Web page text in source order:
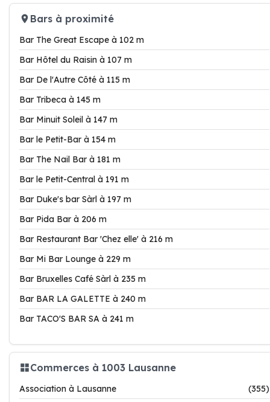
Bars à proximité
Bar The Great Escape à 102 m
Bar Hôtel du Raisin à 107 m
Bar De l'Autre Côté à 115 m
Bar Tribeca à 145 m
Bar Minuit Soleil à 147 m
Bar le Petit-Bar à 154 m
Bar The Nail Bar à 181 m
Bar le Petit-Central à 191 m
Bar Duke's bar Sàrl à 197 m
Bar Pida Bar à 206 m
Bar Restaurant Bar 'Chez elle' à 216 m
Bar Mi Bar Lounge à 229 m
Bar Bruxelles Café Sàrl à 235 m
Bar BAR LA GALETTE à 240 m
Bar TACO'S BAR SA à 241 m
Commerces à 1003 Lausanne
Association à Lausanne
(355)